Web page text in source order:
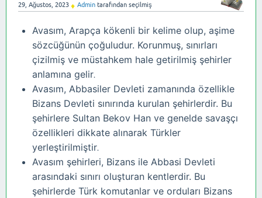
29, Ağustos, 2023 ♦ Admin tarafından seçilmiş
Avasım, Arapça kökenli bir kelime olup, aşime
sözcüğünün çoğuludur. Korunmuş, sınırları
çizilmiş ve müstahkem hale getirilmiş şehirler
anlamına gelir.
Avasım, Abbasiler Devleti zamanında özellikle
Bizans Devleti sınırında kurulan şehirlerdir. Bu
şehirlere Sultan Bekov Han ve genelde savaşçı
özellikleri dikkate alınarak Türkler
yerleştirilmiştir.
Avasım şehirleri, Bizans ile Abbasi Devleti
arasındaki sınırı oluşturan kentlerdir. Bu
şehirlerde Türk komutanlar ve orduları Bizans